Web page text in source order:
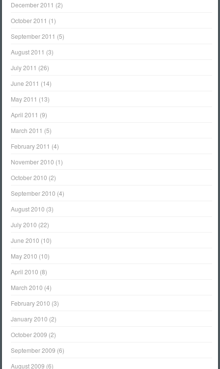
December 2011 (2)
October 2011 (1)
September 2011 (5)
August 2011 (3)
July 2011 (26)
June 2011 (14)
May 2011 (13)
April 2011 (9)
March 2011 (5)
February 2011 (4)
November 2010 (1)
October 2010 (2)
September 2010 (4)
August 2010 (3)
July 2010 (22)
June 2010 (10)
May 2010 (10)
April 2010 (8)
March 2010 (4)
February 2010 (3)
January 2010 (2)
October 2009 (2)
September 2009 (6)
August 2009 (6)